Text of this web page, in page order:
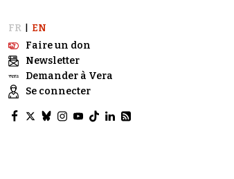
FR
EN
Faire un don
Newsletter
Demander à Vera
Se connecter